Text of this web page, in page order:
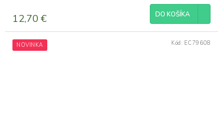
12,70 € DO KOŠÍKA
NOVINKA Kód: EC79608